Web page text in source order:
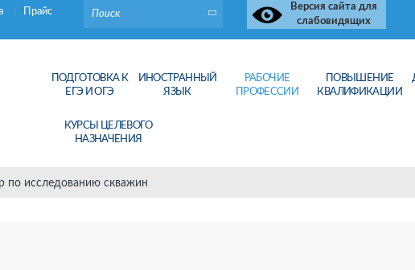
Прайс
Версия сайта для
слабовидящих
ПОДГОТОВКА К
ЕГЭ И ОГЭ
ИНОСТРАННЫЙ
ЯЗЫК
РАБОЧИЕ
ПРОФЕССИИ
ПОВЫШЕНИЕ
КВАЛИФИКАЦИИ
КУРСЫ ЦЕЛЕВОГО
НАЗНАЧЕНИЯ
по исследованию скважин